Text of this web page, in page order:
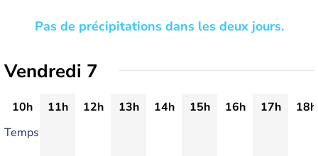
Pas de précipitations dans les deux jours.
Vendredi 7
10h 11h 12h 13h 14h 15h 16h 17h
18h
Temps